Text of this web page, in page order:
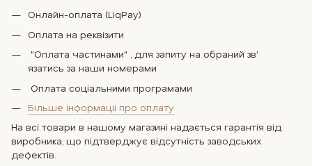
Онлайн-оплата (LiqPay)
Оплата на реквізити
"Оплата частинами" , для запиту на обраний зв'
язатись за наши номерами
Оплата соцiальними програмами
Більше інформаціі про оплату
На всі товари в нашому магазині надається гарантія від
виробника, що підтверджує відсутність заводських
дефектів.